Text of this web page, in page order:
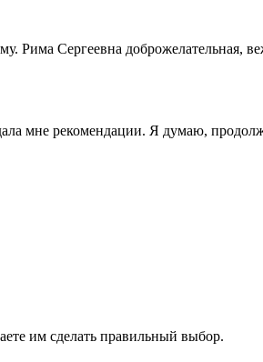
Рима Сергеевна доброжелательная,
мне рекомендации. Я думаю,
им сделать правильный выбор.